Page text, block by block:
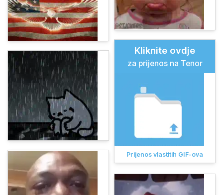
Kliknite ovdje
za prijenos na Tenor
Prijenos vlastitih GIF-ova